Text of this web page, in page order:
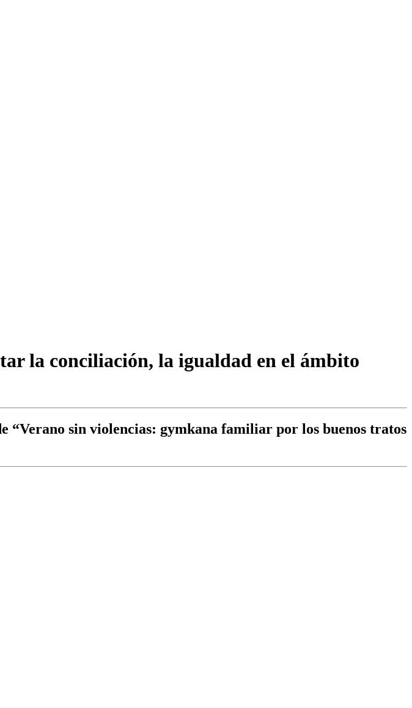
la conciliación, la igualdad en el ámbito
“Verano sin violencias: gymkana familiar por los buenos tratos